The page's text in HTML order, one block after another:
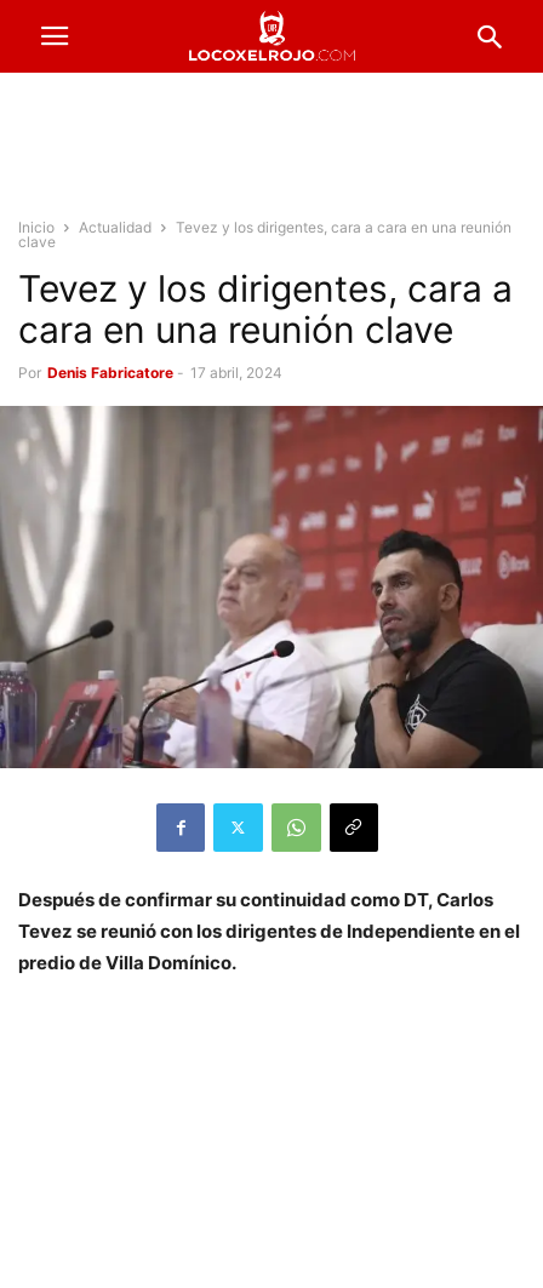
Inicio Actualidad
Tevez y los dirigentes, cara a cara en una reunión
clave
Tevez y los dirigentes, cara a
cara en una reunión clave
Por Denis Fabricatore - 17 abril, 2024
Después de confirmar su continuidad como DT, Carlos
Tevez se reunió con los dirigentes de Independiente en el
predio de Villa Domínico.